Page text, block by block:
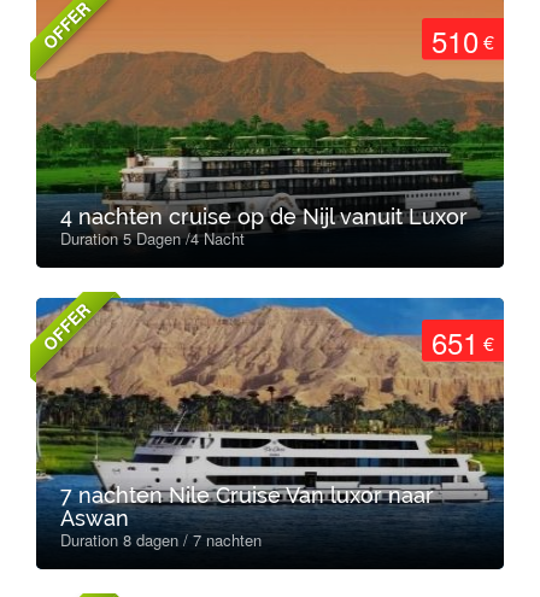
OFFER 510€
4 nachten cruise op de Nijl vanuit Luxor
Duration 5 Dagen /4 Nacht
OFFER 651 €
7 nachten Nile Cruise Van luxor naar
Aswan
Duration 8 dagen / 7 nachten